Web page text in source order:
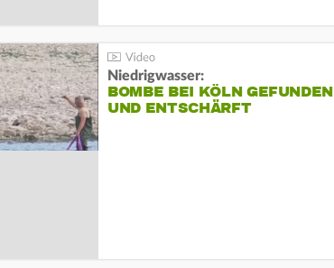
Niedrigwasser:
BOMBE BEI KÖLN GEFUNDEN
UND ENTSCHÄRFT